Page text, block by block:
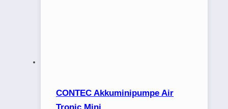
CONTEC Akkuminipumpe Air